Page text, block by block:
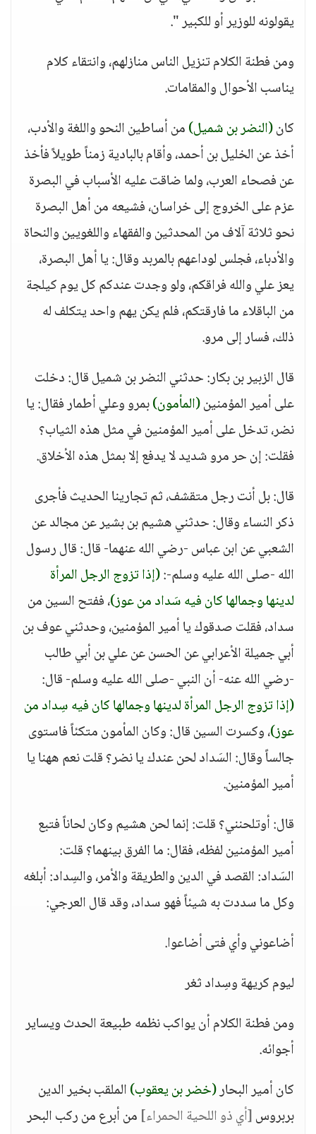
يقولونه للوزير أو للكبير ".
ومن فطنة الكلام تنزيل الناس منازلهم، وانتقاء كلام
يناسب الأحوال والمقامات.
كان(النضر بن شميل)من أساطين النحو واللغة والأدب،
أخذ عن الخليل بن أحمد، وأقام بالبادية زمناً طويلاً فأخذ
عن فصحاء العرب، ولما ضاقت عليه الأسباب في البصرة
عزم على الخروج إلى خراسان، فشيعه من أهل البصرة
نحو ثلاثة آلاف من المحدثين والفقهاء واللغويين والنحاة
والأدباء، فجلس لوداعهم بالمربد وقال: يا أهل البصرة،
يعز علي والله فراقكم، ولو وجدت عندكم كل يوم كيلجة
من الباقلاء ما فارقتكم، فلم يكن يهم واحد يتكلف له
ذلك، فسار إلى مرو.
قال الزبير بن بكار: حدثني النضر بن شميل قال: دخلت
على أمير المؤمنين(المأمون)بمرو وعلي أطمار فقال: يا
نضر، تدخل على أمير المؤمنين في مثل هذه الثياب؟
فقلت: إن حر مرو شديد لا يدفع إلا بمثل هذه الأخلاق.
قال: بل أنت رجل متقشف، ثم تجارينا الحديث فأجرى
ذكر النساء وقال: حدثني هشيم بن بشير عن مجالد عن
الشعبي عن ابن عباس -رضي الله عنهما- قال: قال رسول
الله -صلى الله عليه وسلم-:(إذا تزوج الرجل المرأة
لدينها وجمالها كان فيه سَداد من عوز)، ففتح السين من
سداد، فقلت صدقوك يا أمير المؤمنين، وحدثني عوف بن
أبي جميلة الأعرابي عن الحسن عن علي بن أبي طالب
-رضي الله عنه- أن النبي -صلى الله عليه وسلم- قال:
(إذا تزوج الرجل المرأة لدينها وجمالها كان فيه سِداد من
عوز)، وكسرت السين قال: وكان المأمون متكئاً فاستوى
جالساً وقال: السَداد لحن عندك يا نضر؟ قلت نعم ههنا يا
أمير المؤمنين.
قال: أوتلحنني؟ قلت: إنما لحن هشيم وكان لحاناً فتبع
أمير المؤمنين لفظه، فقال: ما الفرق بينهما؟ قلت:
السَداد: القصد في الدين والطريقة والأمر، والسِداد: أبلغه
وكل ما سددت به شيئاً فهو سداد، وقد قال العرجي:
أضاعوني وأي فتى أضاعوا.
ليوم كريهة وسِداد ثغر
ومن فطنة الكلام أن يواكب نظمه طبيعة الحدث ويساير
أجوائه.
كان أمير البحار(خضر بن يعقوب)الملقب بخير الدين
بربروس[أي ذو اللحية الحمراء] من أبرع من ركب البحر